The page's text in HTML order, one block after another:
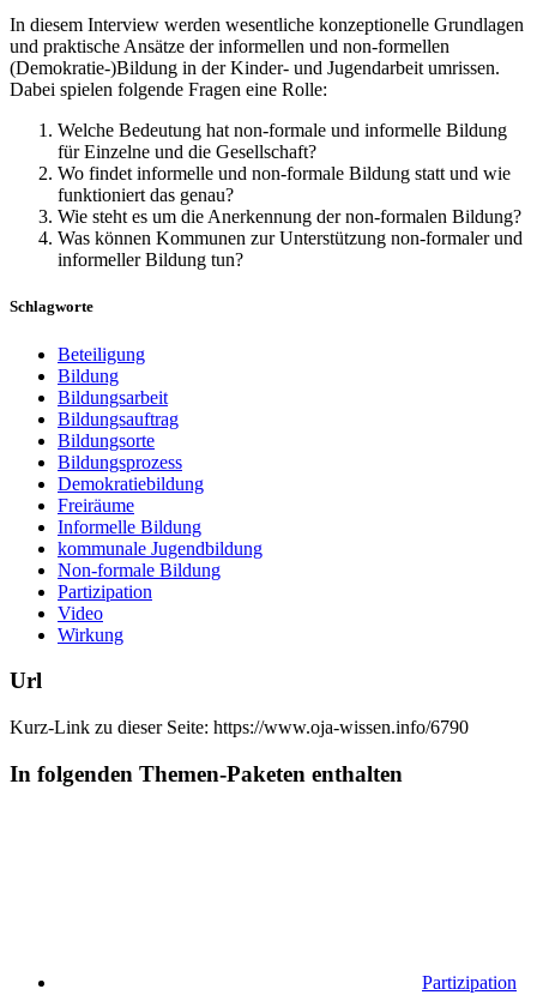
In diesem Interview werden wesentliche konzeptionelle Grundlagen
und praktische Ansätze der informellen und non-formellen
(Demokratie-)Bildung in der Kinder- und Jugendarbeit umrissen.
Dabei spielen folgende Fragen eine Rolle:
Welche Bedeutung hat non-formale und informelle Bildung
für Einzelne und die Gesellschaft?
Wo findet informelle und non-formale Bildung statt und wie
funktioniert das genau?
Wie steht es um die Anerkennung der non-formalen Bildung?
Was können Kommunen zur Unterstützung non-formaler und
informeller Bildung tun?
Schlagworte
Beteiligung
Bildung
Bildungsarbeit
Bildungsauftrag
Bildungsorte
Bildungsprozess
Demokratiebildung
Freiräume
Informelle Bildung
kommunale Jugendbildung
Non-formale Bildung
Partizipation
Video
Wirkung
Url
Kurz-Link zu dieser Seite: https://www.oja-wissen.info/6790
In folgenden Themen-Paketen enthalten
Partizipation